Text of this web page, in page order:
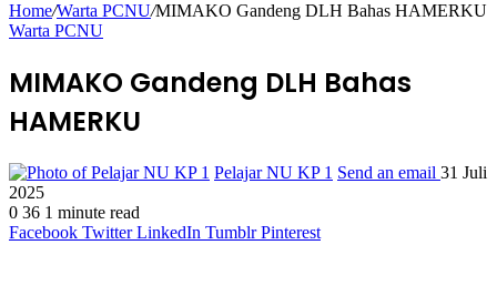
Home/Warta PCNU/MIMAKO Gandeng DLH Bahas HAMERKU
Warta PCNU
MIMAKO Gandeng DLH Bahas
HAMERKU
Pelajar NU KP 1 Send an email 31 Juli
2025
0 36 1 minute read
Facebook Twitter LinkedIn Tumblr Pinterest